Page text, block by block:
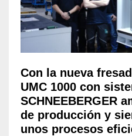
Con la nueva
UMC 1000 con
SCHNEEBERGER
de producción y
unos procesos